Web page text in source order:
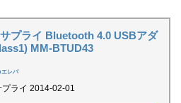
プライ Bluetooth 4.0 USBアダ
MM-BTUD43
エレバ
プライ 2014-02-01